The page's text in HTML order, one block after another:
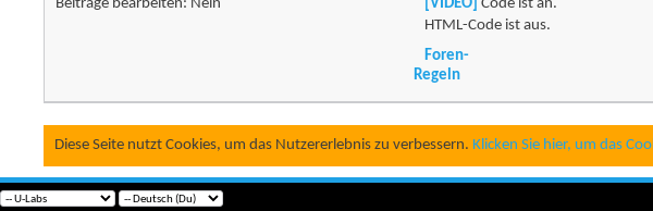
Beiträge bearbeiten: Nein
[VIDEO] Code ist an.
HTML-Code ist aus.
Foren-
Regeln
Diese Seite nutzt Cookies, um das Nutzererlebnis zu verbessern. Klicken Sie hier, um das